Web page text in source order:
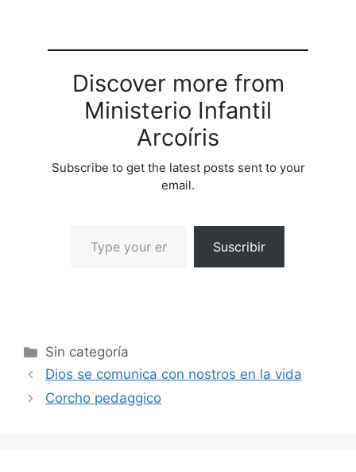
Discover more from
Ministerio Infantil
Arcoíris
Subscribe to get the latest posts sent to your
email.
Suscribir
Sin categoría
Dios se comunica con nostros en la vida
Corcho pedaggico